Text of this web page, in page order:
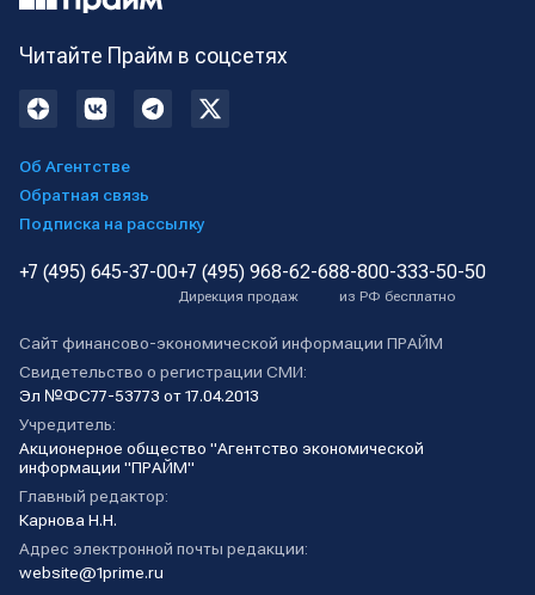
Читайте Прайм в соцсетях
Об Агентстве
Обратная связь
Подписка на рассылку
+7 (495) 645-37-00+7 (495) 968-62-68
Дирекция продаж
8-800-333-50-50
из РФ бесплатно
Сайт финансово-экономической информации ПРАЙМ
Свидетельство о регистрации СМИ:
Эл №ФС77-53773 от 17.04.2013
Учредитель:
Акционерное общество "Агентство экономической
информации "ПРАЙМ"
Главный редактор:
Карнова Н.Н.
Адрес электронной почты редакции:
website@1prime.ru